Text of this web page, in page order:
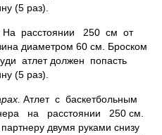
(5 раз).
На расстоянии 250 см от
диаметром 60 см. Броском
атлет должен попасть
(5 раз).
Атлет с баскетбольным
на расстоянии 250 см.
двумя руками снизу